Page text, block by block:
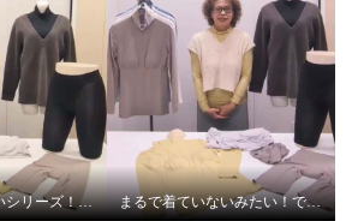
着ていないみたいシリーズ！超のびのび秋冬バージョン まるで着ていないみたい！でもおしゃれ！